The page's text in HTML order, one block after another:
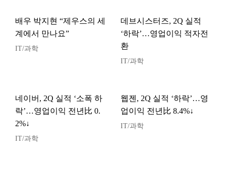
배우 박지현 “제우스의 세
계에서 만나요”
IT/과학
데브시스터즈, 2Q 실적
‘하락’…영업이익 적자전
환
IT/과학
네이버, 2Q 실적 ‘소폭 하
락’…영업이익 전년比 0.
2%↓
IT/과학
웹젠, 2Q 실적 ‘하락’…영
업이익 전년比 8.4%↓
IT/과학